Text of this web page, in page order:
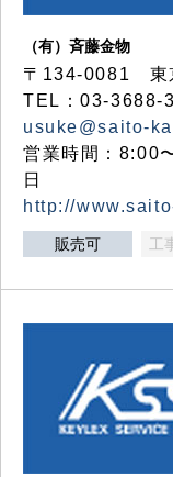
（有）斉藤金物
〒134-0081 東
TEL：03-3688-
usuke@saito-
営業時間：8:00
日
http://
販売可 工